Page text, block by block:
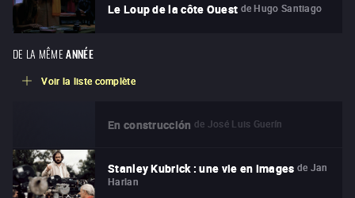
Le Loup de la côte Ouest de Hugo Santiago
DE LA MÊME ANNÉE
Voir la liste complète
En construcción de José Luis Guerín
Stanley Kubrick : une vie en images de Jan
Harlan